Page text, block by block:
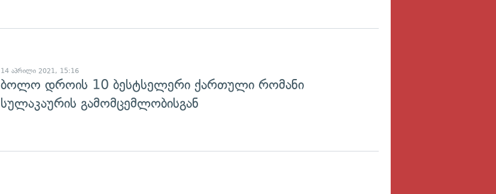
14 აპრილი 2021, 15:16
ბოლო დროის 10 ბესტსელერი ქართული რომანი
სულაკაურის გამომცემლობისგან